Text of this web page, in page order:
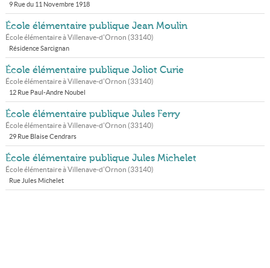
9 Rue du 11 Novembre 1918
École élémentaire publique Jean Moulin
École élémentaire àVillenave-d'Ornon (33140)
Résidence Sarcignan
École élémentaire publique Joliot Curie
École élémentaire àVillenave-d'Ornon (33140)
12 Rue Paul-Andre Noubel
École élémentaire publique Jules Ferry
École élémentaire àVillenave-d'Ornon (33140)
29 Rue Blaise Cendrars
École élémentaire publique Jules Michelet
École élémentaire àVillenave-d'Ornon (33140)
Rue Jules Michelet